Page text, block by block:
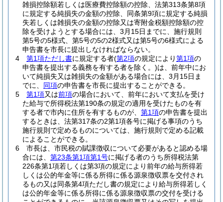
雑損控除額若しくは医療費控除額の控除、法第313条第8項
に規定する純損失の金額の控除、同条第9項に規定する純損
失若しくは雑損失の金額の控除又は寄附金税額控除額の控
除を受けようとする場合には、3月15日までに、施行規則
第5号の5様式、第5号の5の2様式又は第5号の6様式による
申告書を市長に提出しなければならない。
4
第1項ただし書に規定する者(第2項の規定により第1項の
申告書を提出する義務を有する者を除く。)は、前年中にお
いて純損失又は雑損失の金額がある場合には、3月15日ま
でに、 同項の申告書を市長に提出することができる。
5
第1項又は前項の場合において、前年において支払を受け
た給与で所得税法第190条の規定の適用を受けたものを有
する者で市内に住所を有するものが、 第1項の申告書を提出
するときは、法第317条の2第1項各号に掲げる事項のうち
施行規則で定めるものについては、施行規則で定める記載
によることができる。
6
市長は、市民税の賦課徴収について必要があると認める場
合には、 第23条第1項第1号に掲げる者のうち所得税法第
226条第1項若しくは第3項の規定により前年の給与所得若
しくは公的年金等に係る所得に係る源泉徴収票を交付され
るもの又は同条第4項ただし書の規定により給与所得若しく
は公的年金等に係る所得に係る源泉徴収票の交付を受ける